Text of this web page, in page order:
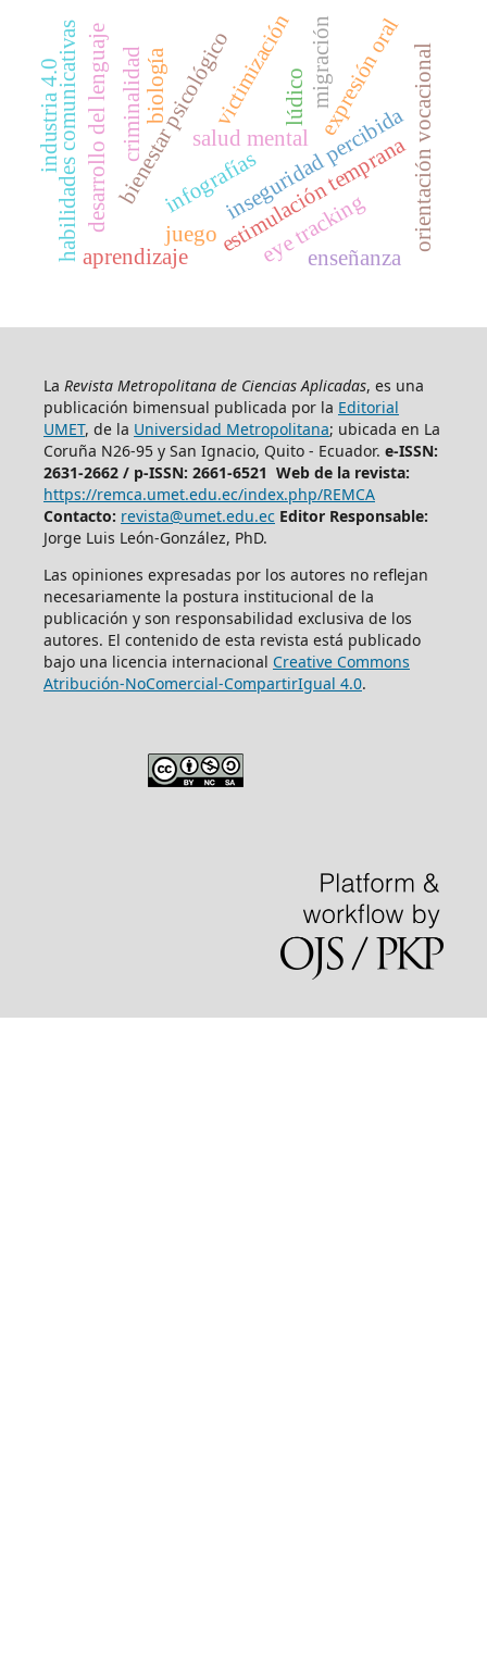
criminalidad salud mental
victimización
inseguridad percibida
bienestar psicológicoestimulación temprana
desarrollo del lenguaje
habilidades comunicativas expresión oral
eye tracking
infografías
biología orientación vocacional
juego
aprendizaje
lúdico
enseñanza
industria 4.0 migración
La Revista Metropolitana de Ciencias Aplicadas, es una
publicación bimensual publicada por la Editorial
UMET, de la Universidad Metropolitana; ubicada en La
Coruña N26-95 y San Ignacio, Quito - Ecuador. e-ISSN:
2631-2662 / p-ISSN: 2661-6521 Web de la revista:
https://remca.umet.edu.ec/index.php/REMCA
Contacto: revista@umet.edu.ec Editor Responsable:
Jorge Luis León-González, PhD.
Las opiniones expresadas por los autores no reflejan
necesariamente la postura institucional de la
publicación y son responsabilidad exclusiva de los
autores. El contenido de esta revista está publicado
bajo una licencia internacional Creative Commons
Atribución-NoComercial-CompartirIgual 4.0.